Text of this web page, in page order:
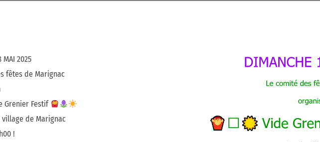
MAI 2025
fêtes de Marignac
Grenier Festif
de Marignac
!